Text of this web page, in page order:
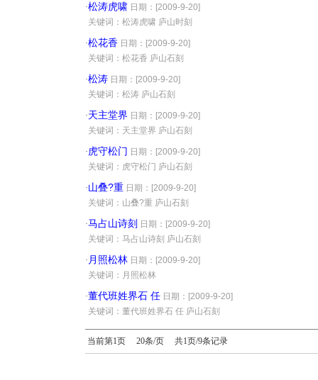
·松涛虎啸 日期：[2009-9-20]
关键词：松涛虎啸 庐山时刻
·松花香 日期：[2009-9-20]
关键词：松花香 庐山石刻
·松涛 日期：[2009-9-20]
关键词：松涛 庐山石刻
·天主堂界 日期：[2009-9-20]
关键词：天主堂界 庐山石刻
· 虎守松门 日期：[2009-9-20]
关键词：虎守松门 庐山石刻
·山叠?重 日期：[2009-9-20]
关键词：山叠?重 庐山石刻
·马占山诗刻
日期：[2009-9-20]
关键词：马占山诗刻 庐山石刻
· 月照松林 日期：[2009-9-20]
关键词：月照松林
·董代班姓界石 任 日期：[2009-9-20]
关键词：董代班姓界石 任 庐山石刻
当前第1页 20条/页 共1页/9条记录